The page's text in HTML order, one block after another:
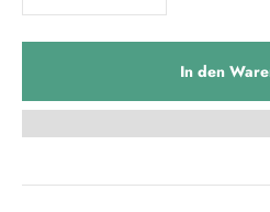
In den